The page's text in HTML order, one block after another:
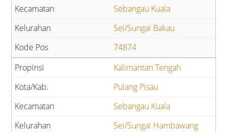
Sebangau Kuala
Sei/Sungai Bakau
74874
Kalimantan Tengah
Pulang Pisau
Sebangau Kuala
Sei/Sungai Hambawang